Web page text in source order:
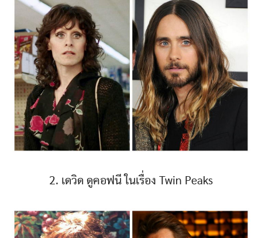
2. เดวิด ดูคอฟนี ในเรื่อง Twin Peaks